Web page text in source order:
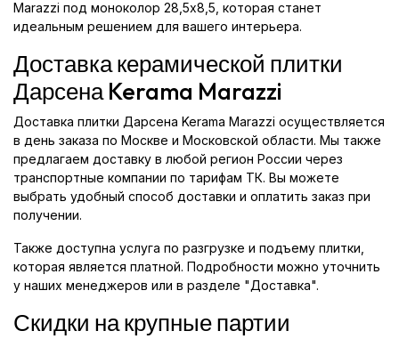
Marazzi под моноколор 28,5x8,5, которая станет
идеальным решением для вашего интерьера.
Доставка керамической плитки
Дарсена Kerama Marazzi
Доставка плитки Дарсена Kerama Marazzi осуществляется
в день заказа по Москве и Московской области. Мы также
предлагаем доставку в любой регион России через
транспортные компании по тарифам ТК. Вы можете
выбрать удобный способ доставки и оплатить заказ при
получении.
Также доступна услуга по разгрузке и подъему плитки,
которая является платной. Подробности можно уточнить
у наших менеджеров или в разделе "Доставка".
Скидки на крупные партии